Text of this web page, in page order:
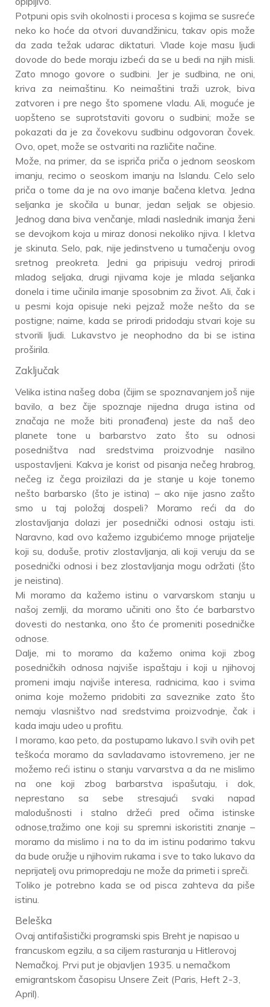
Potpuni opis svih okolnosti i procesa s kojima se susreće
neko ko hoće da otvori duvandžinicu, takav opis može
da zada težak udarac diktaturi. Vlade koje masu ljudi
dovode do bede moraju izbeći da se u bedi na njih misli.
Zato mnogo govore o sudbini. Jer je sudbina, ne oni,
kriva za neimaštinu. Ko neimaštini traži uzrok, biva
zatvoren i pre nego što spomene vladu. Ali, moguće je
uopšteno se suprotstaviti govoru o sudbini; može se
pokazati da je za čovekovu sudbinu odgovoran čovek.
Ovo, opet, može se ostvariti na različite načine.
Može, na primer, da se ispriča priča o jednom seoskom
imanju, recimo o seoskom imanju na Islandu. Celo selo
priča o tome da je na ovo imanje bačena kletva. Jedna
seljanka je skočila u bunar, jedan seljak se objesio.
Jednog dana biva venčanje, mladi naslednik imanja ženi
se devojkom koja u miraz donosi nekoliko njiva. I kletva
je skinuta. Selo, pak, nije jedinstveno u tumačenju ovog
sretnog preokreta. Jedni ga pripisuju vedroj prirodi
mladog seljaka, drugi njivama koje je mlada seljanka
donela i time učinila imanje sposobnim za život. Ali, čak i
u pesmi koja opisuje neki pejzaž može nešto da se
postigne; naime, kada se prirodi pridodaju stvari koje su
stvorili ljudi. Lukavstvo je neophodno da bi se istina
proširila.
Zaključak
Velika istina našeg doba (čijim se spoznavanjem još nije
bavilo, a bez čije spoznaje nijedna druga istina od
značaja ne može biti pronađena) jeste da naš deo
planete tone u barbarstvo zato što su odnosi
posedništva nad sredstvima proizvodnje nasilno
uspostavljeni. Kakva je korist od pisanja nečeg hrabrog,
nečeg iz čega proizilazi da je stanje u koje tonemo
nešto barbarsko (što je istina) – ako nije jasno zašto
smo u taj položaj dospeli? Moramo reći da do
zlostavljanja dolazi jer posednički odnosi ostaju isti.
Naravno, kad ovo kažemo izgubićemo mnoge prijatelje
koji su, doduše, protiv zlostavljanja, ali koji veruju da se
posednički odnosi i bez zlostavljanja mogu održati (što
je neistina).
Mi moramo da kažemo istinu o varvarskom stanju u
našoj zemlji, da moramo učiniti ono što će barbarstvo
dovesti do nestanka, ono što će promeniti posedničke
odnose.
Dalje, mi to moramo da kažemo onima koji zbog
posedničkih odnosa najviše ispaštaju i koji u njihovoj
promeni imaju najviše interesa, radnicima, kao i svima
onima koje možemo pridobiti za saveznike zato što
nemaju vlasništvo nad sredstvima proizvodnje, čak i
kada imaju udeo u profitu.
I moramo, kao peto, da postupamo lukavo.I svih ovih pet
teškoća moramo da savladavamo istovremeno, jer ne
možemo reći istinu o stanju varvarstva a da ne mislimo
na one koji zbog barbarstva ispašutaju, i dok,
neprestano sa sebe stresajući svaki napad
malodušnosti i stalno držeći pred očima istinske
odnose,tražimo one koji su spremni iskoristiti znanje –
moramo da mislimo i na to da im istinu podarimo takvu
da bude oružje u njihovim rukama i sve to tako lukavo da
neprijatelj ovu primopredaju ne može da primeti i spreči.
Toliko je potrebno kada se od pisca zahteva da piše
istinu.
Beleška
Ovaj antifašistički programski spis Breht je napisao u
francuskom egzilu, a sa ciljem rasturanja u Hitlerovoj
Nemačkoj. Prvi put je objavljen 1935. u nemačkom
emigrantskom časopisu Unsere Zeit (Paris, Heft 2-3,
April).